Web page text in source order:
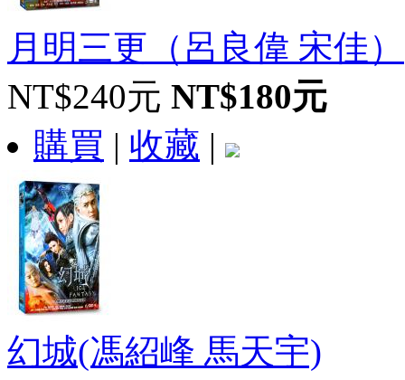
月明三更（呂良偉 宋佳）
NT$240元 NT$180元
購買 | 收藏 |
幻城(馮紹峰 馬天宇)